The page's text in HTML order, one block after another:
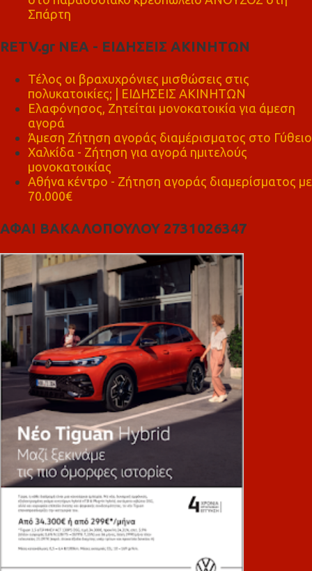
Σπάρτη
RETV.gr ΝΕΑ - ΕΙΔΗΣΕΙΣ ΑΚΙΝΗΤΩΝ
Τέλος οι βραχυχρόνιες μισθώσεις στις
πολυκατοικίες; | ΕΙΔΗΣΕΙΣ ΑΚΙΝΗΤΩΝ
Ελαφόνησος, Ζητείται μονοκατοικία για άμεση
αγορά
Άμεση Ζήτηση αγοράς διαμέρισματος στο Γύθειο
Χαλκίδα - Ζήτηση για αγορά ημιτελούς
μονοκατοικίας
Αθήνα κέντρο - Ζήτηση αγοράς διαμερίσματος με
70.000€
ΑΦΑΙ ΒΑΚΑΛΟΠΟΥΛΟΥ 2731026347